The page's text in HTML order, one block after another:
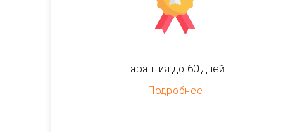
Гарантия до 60 дней
Подробнее